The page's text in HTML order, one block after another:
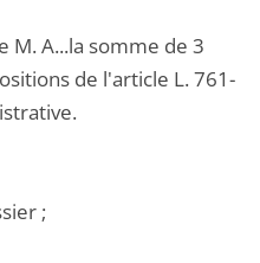
M. A...la somme de 3
de l'article L. 761-
;